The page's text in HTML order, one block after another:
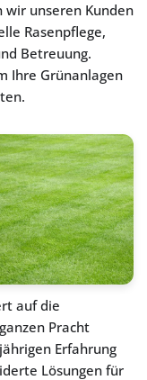
wir unseren Kunden
Rasenpflege,
Betreuung.
Ihre Grünanlagen
auf die
Pracht
Erfahrung
Lösungen für